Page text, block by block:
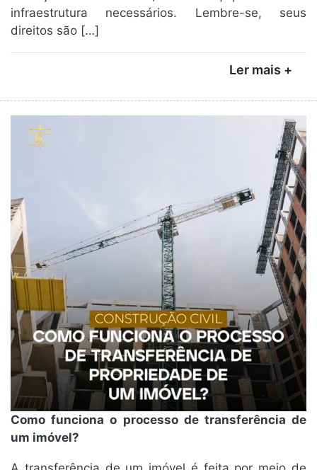
infraestrutura necessários. Lembre-se, seus
direitos são […]
Ler mais +
Como funciona o processo de transferência de
um imóvel?